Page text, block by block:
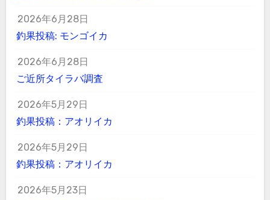
り
2026年6月28日
釣果投稿: モンゴイカ
2026年6月28日
ご近所タイラバ調査
2026年5月29日
釣果投稿：アオリイカ
2026年5月29日
釣果投稿：アオリイカ
2026年5月23日